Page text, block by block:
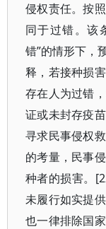
侵权责任。按
同于过错。该
错”的情形下，
释，若接种损
存在人为过错
证或未封存疫
寻求民事侵权
的考量，民事
种者的损害。
未履行如实提
也一律排除国